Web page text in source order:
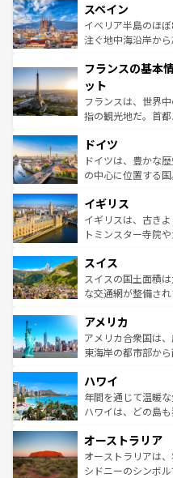
ろん、トスカーナ
景など、自然景観
ピザやパスタなど
ませてくれるイタ
なお、新着のイタリ
しい。
スペイン
イベリア半島のほ
注ぐ地中海沿岸か
文化が根付くこの
れる闘牛、そして
る。首都マドリー
アートに溢れた街
せる。地方によっ
ンテンツ一覧を参
フランスの基本
ット
フランスは、世界
指の観光地だ。首
で、幅広い魅力が
聖堂、美しいビー
から魅了する。ま
いる。シャンパン
香り高いラベンダ
らに、パリ以外の
れる地方に足を運
きるだろ
を参照してほしい。
ドイツ
ドイツは、豊かな
の中心に位置する
顔を持つこの国は
ルリンの文化的活
してライン川沿い
は、お酒好きな人にはぜ
ドイツ情報はコン
イギリス
イギリスは、古き
トミンスター寺院
リアごとに異なる
ティー、ビール好
戦など、本場だか
ンツ一覧を参照して
スイス
スイスの国土面積
な交通網が整備さ
の建物がそのまま
博物館もあり、ア
ことができる。国
ば市内交通費無料で観
着のスイス情報は
アメリカ
アメリカ合衆国は
東海岸の都市部か
のような巨大都市
ンメントが詰まっ
西部には大自然が
部のニューオーリ
文化が魅力。旅行
しみながら、その
ハワイ
年間を通じて温暖
ハワイは、どの島
ワイ島は見逃せな
島だが、静かな自
おすすめ。エメラ
オーストラリア
オーストラリアは
シドニーのシンボ